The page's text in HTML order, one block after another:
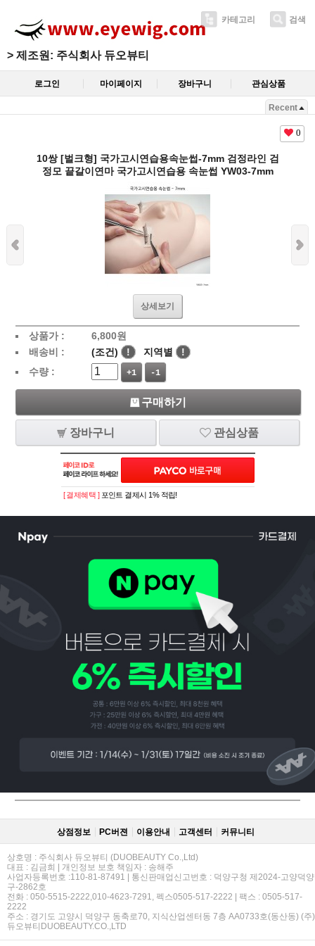
> 제조원: 주식회사 듀오뷰티
카테고리 검색
로그인 마이페이지 장바구니 관심상품
Recent
0
10쌍 [벌크형] 국가고시연습용속눈썹-7mm 검정라인 검
정모 끝갈이연마 국가고시연습용 속눈썹 YW03-7mm
상세보기
상품가 : 6,800원
배송비 :
(조건) ! 지역별
!
수량 :
+1 -1
구매하기
장바구니 관심상품
PAYCO 바로
[ 결제혜택 ] 포인트 결제시 1% 적립!
상점정보 PC버젼 이용안내 고객센터 커뮤니티
상호명 : 주식회사 듀오뷰티 (DUOBEAUTY Co.,Ltd)
대표 : 김금희 | 개인정보 보호 책임자 : 송해주
사업자등록번호 :110-81-87491 | 통신판매업신고번호 : 덕양구청 제2024-고양덕양
구-2862호
전화 : 050-5515-2222,010-4623-7291, 펙스0505-517-2222 | 팩스 : 0505-517-
2222
주소 : 경기도 고양시 덕양구 동축로70, 지식산업센터동 7층 AA0733호(동산동) (주)
듀오뷰티DUOBEAUTY.CO.,LTD